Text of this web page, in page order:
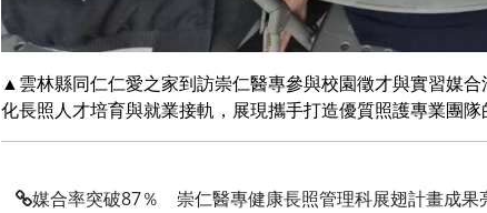
▲雲林縣同仁仁愛之家到訪崇仁醫專參與校園徵才與實習媒
化長照人才培育與就業接軌，展現攜手打造優質照護專業團隊
媒合率突破87％ 崇仁醫專健康長照管理科展翅計畫成果